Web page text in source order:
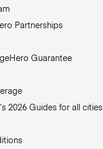
Partnerships
Guarantee
2026 Guides for all cities